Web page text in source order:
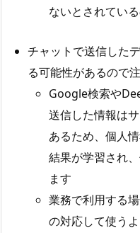
ないとされてい
チャットで送信した
る可能性があるので
Google検索や
送信した情報は
あるため、個人
結果が学習され
ます
業務で利用する
の対応して使う